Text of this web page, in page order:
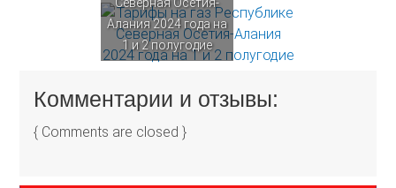
Северная Осетия-
Алания 2024 года на
1 и 2 полугодие
Комментарии и отзывы:
{ Comments are closed }